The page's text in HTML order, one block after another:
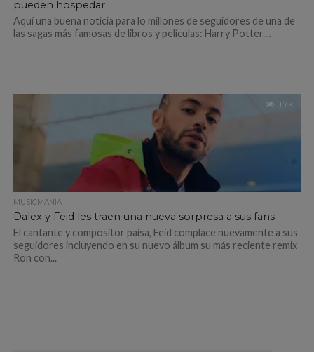
pueden hospedar
Aquí una buena noticia para lo millones de seguidores de una de
las sagas más famosas de libros y películas: Harry Potter....
1.7K
MUSICMANÍA
Dalex y Feid les traen una nueva sorpresa a sus fans
El cantante y compositor paisa, Feid complace nuevamente a sus
seguidores incluyendo en su nuevo álbum su más reciente remix
Ron con...